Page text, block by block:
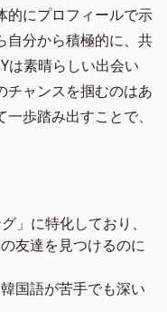
的にプロフィールで示
自分から積極的に、共
は素晴らしい出会い
チャンスを掴むのはあ
歩踏み出すことで、
」に特化しており、
友達を見つけるのに
国語が苦手でも深い